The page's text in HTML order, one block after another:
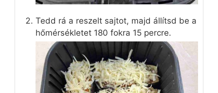
Tedd rá a reszelt sajtot, majd állítsd be a
hőmérsékletet 180 fokra 15 percre.